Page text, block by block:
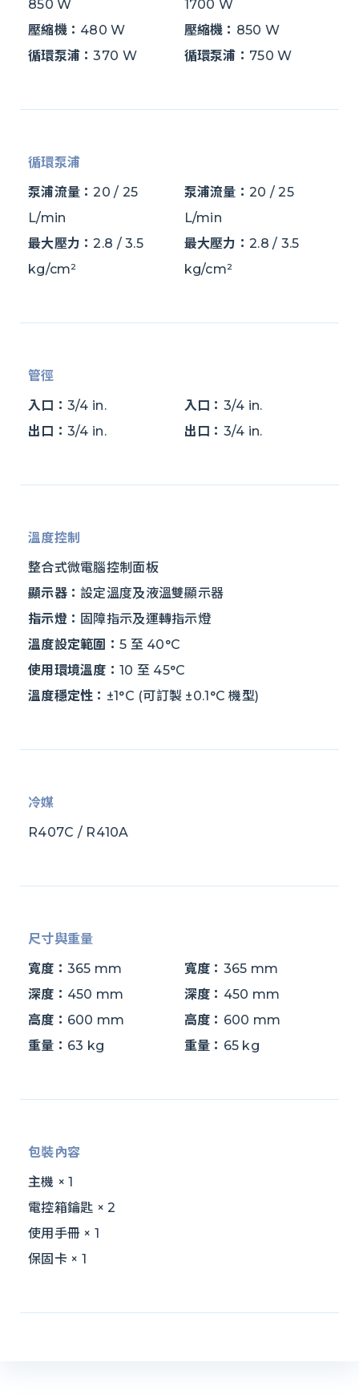
850 W
壓縮機： 480 W
循環泵浦：370 W
1700 W
壓縮機： 850 W
循環泵浦： 750 W
循環泵浦
泵浦流量：20 / 25
L/min
最大壓力：2.8 / 3.5
kg/cm²
泵浦流量：20 / 25
L/min
最大壓力：2.8 / 3.5
kg/cm²
管徑
入口： 3/4 in.
出口： 3/4 in.
入口： 3/4 in.
出口： 3/4 in.
溫度控制
整合式微電腦控制面板
顯示器：設定溫度及液溫雙顯示器
指示燈： 固障指示及運轉指示燈
溫度設定範圍： 5 至 40°C
使用環境溫度： 10 至 45°C
溫度穩定性： ±1°C (可訂製 ±0.1°C 機型)
冷媒
R407C / R410A
尺寸與重量
寬度： 365 mm
深度： 450 mm
高度： 600 mm
重量： 63 kg
寬度： 365 mm
深度： 450 mm
高度： 600 mm
重量： 65 kg
包裝內容
主機 × 1
電控箱鑰匙 × 2
使用手冊 × 1
保固卡 × 1